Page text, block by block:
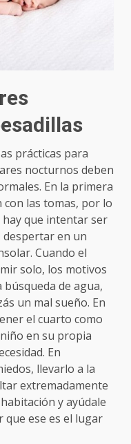
prácticas para
nocturnos deben
En la primera
con las tomas, por lo
hay que intentar ser
en un
Cuando el
solo, los motivos
de agua,
un mal sueño. En
el cuarto como
en su propia
En
llevarlo a la
extremadamente
y ayúdale
que ese es el lugar